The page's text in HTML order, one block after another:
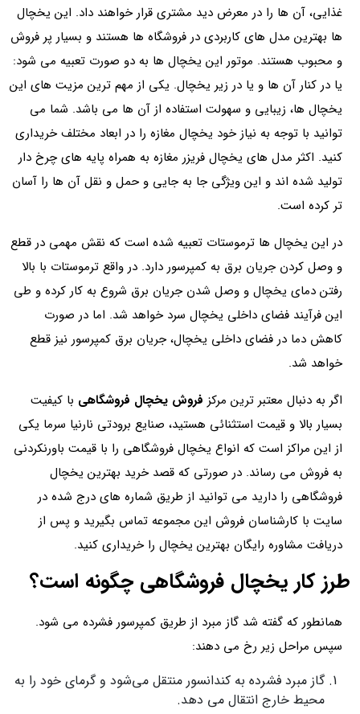
غذایی، آن ها را در معرض دید مشتری قرار خواهند داد. این یخچال
ها بهترین مدل های کاربردی در فروشگاه ها هستند و بسیار پر فروش
و محبوب هستند. موتور این یخچال ها به دو صورت تعبیه می شود:
یا در کنار آن ها و یا در زیر یخچال. یکی از مهم ترین مزیت های این
یخچال ها، زیبایی و سهولت استفاده از آن ها می باشد. شما می
توانید با توجه به نیاز خود یخچال مغازه را در ابعاد مختلف خریداری
کنید. اکثر مدل های یخچال فریزر مغازه به همراه پایه های چرخ دار
تولید شده اند و این ویژگی جا به جایی و حمل و نقل آن ها را آسان
تر کرده است.
در این یخچال ها ترموستات تعبیه شده است که نقش مهمی در قطع
و وصل کردن جریان برق به کمپرسور دارد. در واقع ترموستات با بالا
رفتن دمای یخچال و وصل شدن جریان برق شروع به کار کرده و طی
این فرآیند فضای داخلی یخچال سرد خواهد شد. اما در صورت
کاهش دما در فضای داخلی یخچال، جریان برق کمپرسور نیز قطع
خواهد شد.
اگر به دنبال معتبر ترین مرکز فروش یخچال فروشگاهی با کیفیت
بسیار بالا و قیمت استثنائی هستید، صنایع برودتی نارنیا سرما یکی
از این مراکز است که انواع یخچال فروشگاهی را با قیمت باورنکردنی
به فروش می رساند. در صورتی که قصد خرید بهترین یخچال
فروشگاهی را دارید می توانید از طریق شماره های درج شده در
سایت با کارشناسان فروش این مجموعه تماس بگیرید و پس از
دریافت مشاوره رایگان بهترین یخچال را خریداری کنید.
طرز کار یخچال فروشگاهی چگونه است؟
همانطور که گفته شد گاز مبرد از طریق کمپرسور فشرده می شود.
سپس مراحل زیر رخ می دهند:
گاز مبرد فشرده به کندانسور منتقل می‌شود و گرمای خود را به
محیط خارج انتقال می دهد.